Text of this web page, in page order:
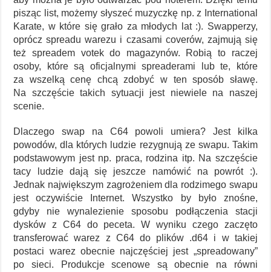
pisząc list, możemy słyszeć muzyczkę np. z International
Karate, w które się grało za młodych lat :). Swapperzy,
oprócz spreadu warezu i czasami coverów, zajmują się
też spreadem votek do magazynów. Robią to raczej
osoby, które są oficjalnymi spreaderami lub te, które
za wszelką cenę chcą zdobyć w ten sposób sławę.
Na szczęście takich sytuacji jest niewiele na naszej
scenie.
Dlaczego swap na C64 powoli umiera? Jest kilka
powodów, dla których ludzie rezygnują ze swapu. Takim
podstawowym jest np. praca, rodzina itp. Na szczęście
tacy ludzie dają się jeszcze namówić na powrót :).
Jednak największym zagrożeniem dla rodzimego swapu
jest oczywiście Internet. Wszystko by było znośne,
gdyby nie wynalezienie sposobu podłączenia stacji
dysków z C64 do peceta. W wyniku czego zaczęto
transferować warez z C64 do plików .d64 i w takiej
postaci warez obecnie najczęściej jest „spreadowany”
po sieci. Produkcje scenowe są obecnie na równi